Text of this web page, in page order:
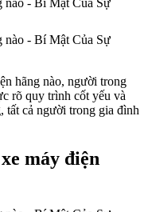
hãng nào, người trong
rõ quy trình cốt yếu và
tất cả người trong gia đình
máy điện